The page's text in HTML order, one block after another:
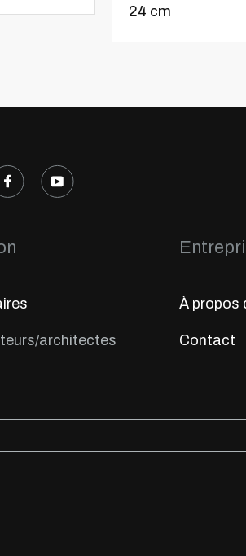
24 cm
architectes
À propos
Contact